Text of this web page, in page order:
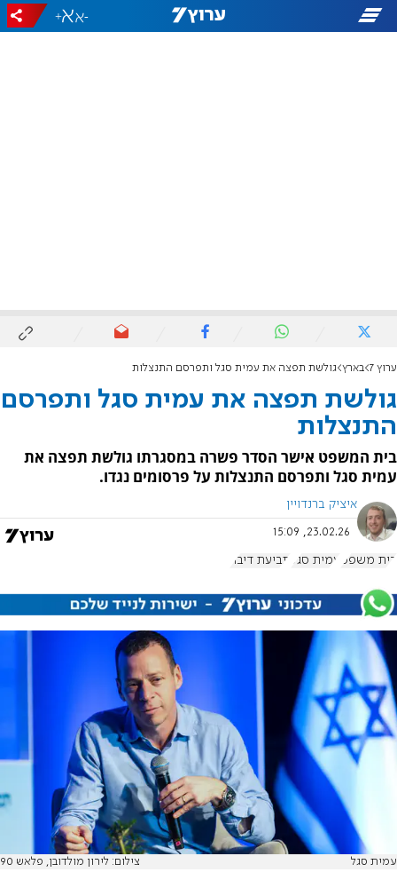
-
+
ערוץ 7 בארץ גולשת תפצה את עמית סגל ותפרסם התנצלות
גולשת תפצה את עמית סגל ותפרסם
התנצלות
בית המשפט אישר הסדר פשרה במסגרתו גולשת תפצה את
עמית סגל ותפרסם התנצלות על פרסומים נגדו.
איציק ברנדויין
23.02.26, 15:09
בית משפט עמית סגל תביעת דיבה
עמית סגל צילום: לירון מולדובן, פלאש 90